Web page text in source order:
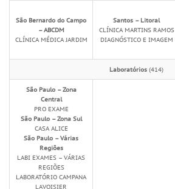
São Bernardo do Campo
– ABCDM
CLÍNICA MÉDICA JARDIM
Santos – Litoral
CLÍNICA MARTINS RAMOS
DIAGNÓSTICO E IMAGEM
Laboratórios(414)
São Paulo – Zona
Central
PRO EXAME
São Paulo – Zona Sul
CASA ALICE
São Paulo – Várias
Regiões
LABI EXAMES – VÁRIAS
REGIÕES
LABORATÓRIO CAMPANA
LAVOISIER